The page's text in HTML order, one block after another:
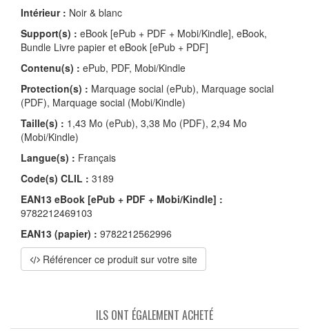
Intérieur : Noir & blanc
Support(s) : eBook [ePub + PDF + Mobi/Kindle], eBook,
Bundle Livre papier et eBook [ePub + PDF]
Contenu(s) : ePub, PDF, Mobi/Kindle
Protection(s) : Marquage social (ePub), Marquage social
(PDF), Marquage social (Mobi/Kindle)
Taille(s) : 1,43 Mo (ePub), 3,38 Mo (PDF), 2,94 Mo
(Mobi/Kindle)
Langue(s) : Français
Code(s) CLIL : 3189
EAN13 eBook [ePub + PDF + Mobi/Kindle] :
9782212469103
EAN13 (papier) : 9782212562996
Référencer ce produit sur votre site
ILS ONT ÉGALEMENT ACHETÉ